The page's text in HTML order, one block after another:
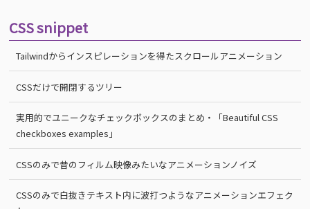
CSS snippet
Tailwindからインスピレーションを得たスクロールアニメーション
CSSだけで開閉するツリー
実用的でユニークなチェックボックスのまとめ・「Beautiful CSS
checkboxes examples」
CSSのみで昔のフィルム映像みたいなアニメーションノイズ
CSSのみで白抜きテキスト内に波打つようなアニメーションエフェク